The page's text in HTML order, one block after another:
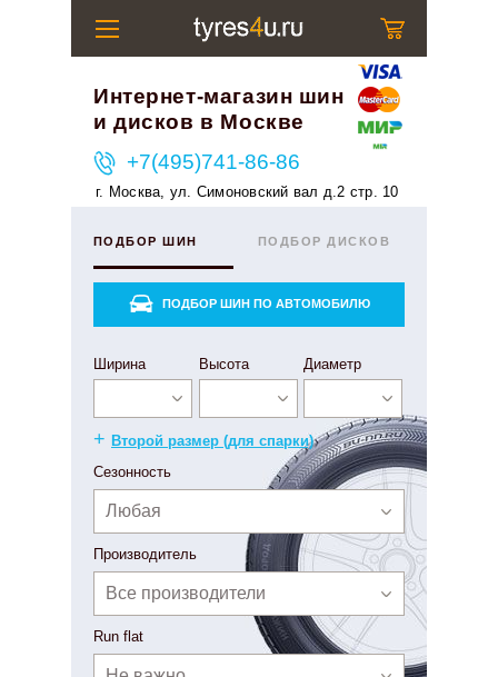
Интернет-магазин шин
и дисков в Москве
+7(495)741-86-86
г. Москва, ул. Симоновский вал д.2 стр. 10
ПОДБОР ШИН ПОДБОР ДИСКОВ
ПОДБОР ШИН ПО АВТОМОБИЛЮ
Ширина Высота Диаметр
+ Второй размер (для спарки)
Сезонность
Любая
Производитель
Все производители
Run flat